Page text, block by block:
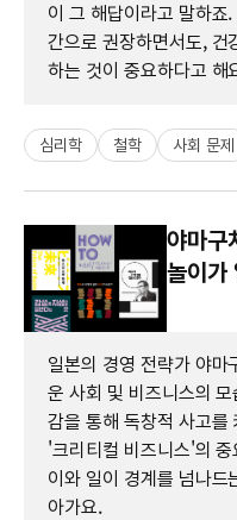
이 그 해답이라고 말하죠
간으로 권장하면서도, 건
하는 것이 중요하다고 해
심리학 철학 사회 문제
야마구
놀이가
일본의 경영 전략가 야마
운 사회 및 비즈니스의
감을 통해 독창적 사고를
'크리티컬 비즈니스'의
이와 일이 경계를 넘나드
아가요.